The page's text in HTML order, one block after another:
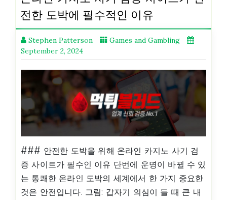
전한 도박에 필수적인 이유
Stephen Patterson
Games and Gambling
September 2, 2024
### 안전한 도박을 위해 온라인 카지노 사기 검
증 사이트가 필수인 이유 단번에 운명이 바뀔 수 있
는 통쾌한 온라인 도박의 세계에서 한 가지 중요한
것은 안전입니다. 그림: 갑자기 의심이 들 때 큰 내